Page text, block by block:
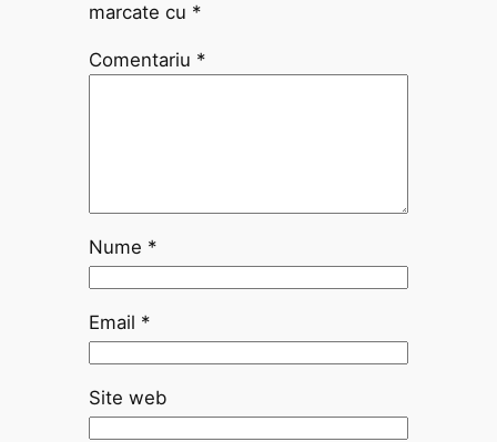
marcate cu *
Comentariu *
Nume *
Email *
Site web